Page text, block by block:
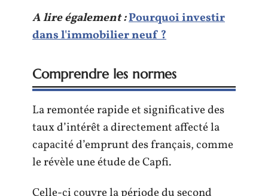
A lire également :Pourquoi investir
dans l'immobilier neuf ?
Comprendre les normes
La remontée rapide et significative des
taux d’intérêt a directement affecté la
capacité d’emprunt des français, comme
le révèle une étude de Capfi.